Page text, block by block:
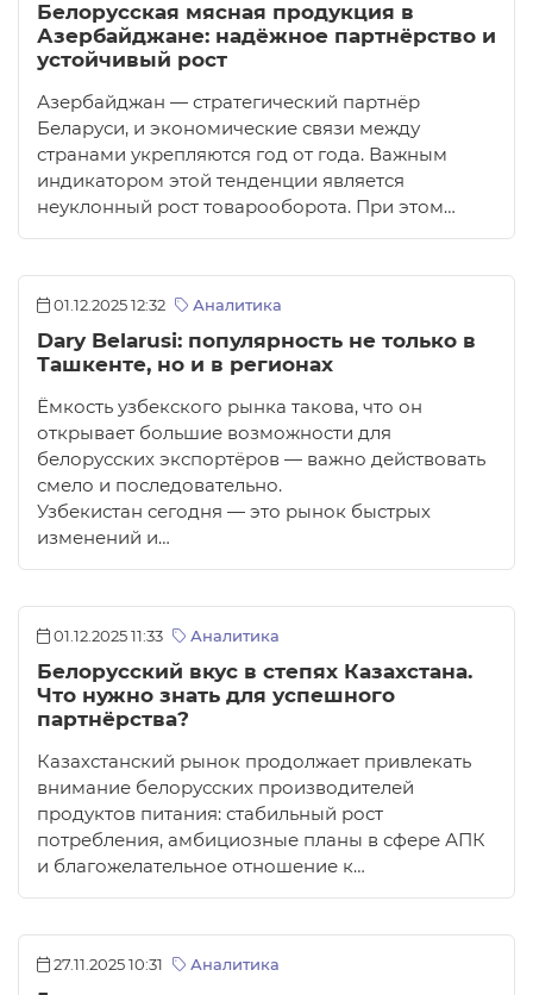
Белорусская мясная продукция в
Азербайджане: надёжное партнёрство и
устойчивый рост
Азербайджан — стратегический партнёр
Беларуси, и экономические связи между
странами укрепляются год от года. Важным
индикатором этой тенденции является
неуклонный рост товарооборота. При этом…
01.12.2025 12:32 Аналитика
Dary Belarusi: популярность не только в
Ташкенте, но и в регионах
Ёмкость узбекского рынка такова, что он
открывает большие возможности для
белорусских экспортёров — важно действовать
смело и последовательно.
Узбекистан сегодня — это рынок быстрых
изменений и…
01.12.2025 11:33 Аналитика
Белорусский вкус в степях Казахстана.
Что нужно знать для успешного
партнёрства?
Казахстанский рынок продолжает привлекать
внимание белорусских производителей
продуктов питания: стабильный рост
потребления, амбициозные планы в сфере АПК
и благожелательное отношение к…
27.11.2025 10:31 Аналитика